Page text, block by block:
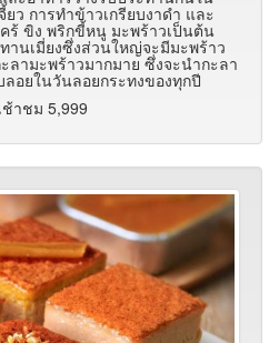
ยว การทำข้าวเกรียบงาดำ และ
ร้ ขิง พริกขี้หนู มะพร้าวเป็นต้น
านเมี่ยงซึ่งส่วนใหญ่จะมีมะพร้าว
ลามะพร้าวมากมาย ซึ่งจะนำกะลา
อยในวันลอยกระทงของทุกปี
ช้าชม 5,999